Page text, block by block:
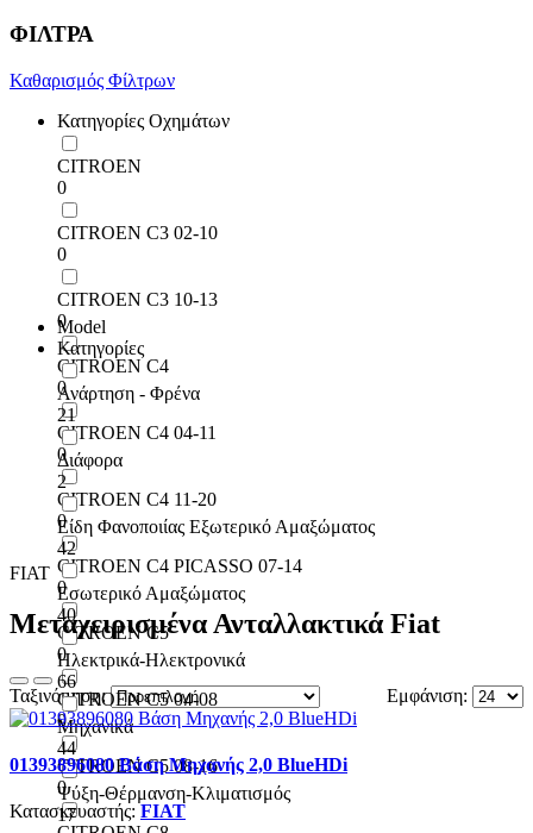
ΦΙΛΤΡΑ
Καθαρισμός Φίλτρων
Κατηγορίες Οχημάτων
CITROEN
0
CITROEN C3 02-10
0
CITROEN C3 10-13
0
CITROEN C4
0
CITROEN C4 04-11
0
CITROEN C4 11-20
0
CITROEN C4 PICASSO 07-14
0
CITROEN C5
0
CITROEN C5 04-08
0
CITROEN C5 08-16
0
Model
Κατηγορίες
Ανάρτηση - Φρένα
21
Διάφορα
2
Είδη Φανοποιίας Εξωτερικό Αμαξώματος
42
Εσωτερικό Αμαξώματος
40
Ηλεκτρικά-Ηλεκτρονικά
66
Μηχανικά
44
Ψύξη-Θέρμανση-Κλιματισμός
17
FIAT
Μεταχειρισμένα Ανταλλακτικά Fiat
Εμφάνιση:
Ταξινόμηση:
01393896080 Βάση Μηχανής 2,0 BlueHDi
Κατασκευαστής: FIAT